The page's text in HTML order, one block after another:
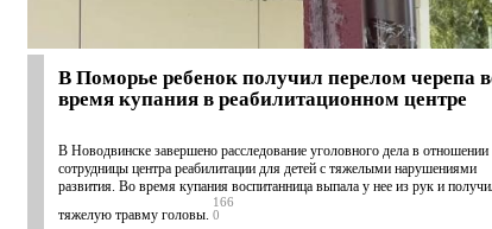
В Поморье ребенок получил перелом черепа
время купания в реабилитационном центре
В Новодвинске завершено расследование уголовного дела в отношении
сотрудницы центра реабилитации для детей с тяжелыми нарушениями
развития. Во время купания воспитанница выпала у нее из рук и
тяжелую травму головы.
166
0